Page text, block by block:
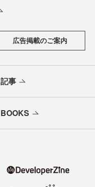
広告掲載のご案内
記事
BOOKS